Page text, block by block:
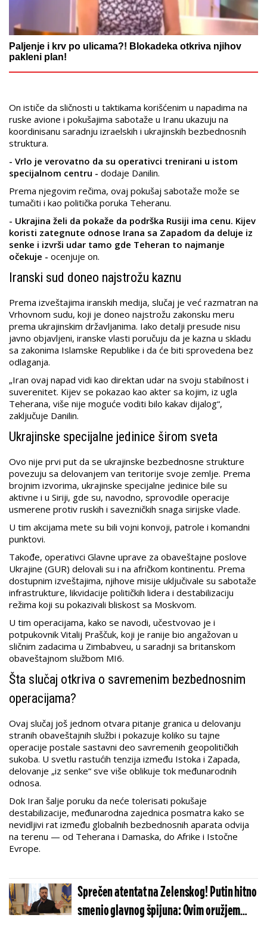
Paljenje i krv po ulicama?! Blokadeka otkriva njihov
pakleni plan!
On ističe da sličnosti u taktikama korišćenim u napadima na
ruske avione i pokušajima sabotaže u Iranu ukazuju na
koordinisanu saradnju izraelskih i ukrajinskih bezbednosnih
struktura.
- Vrlo je verovatno da su operativci trenirani u istom
specijalnom centru - dodaje Danilin.
Prema njegovim rečima, ovaj pokušaj sabotaže može se
tumačiti i kao politička poruka Teheranu.
- Ukrajina želi da pokaže da podrška Rusiji ima cenu. Kijev
koristi zategnute odnose Irana sa Zapadom da deluje iz
senke i izvrši udar tamo gde Teheran to najmanje
očekuje - ocenjuje on.
Iranski sud doneo najstrožu kaznu
Prema izveštajima iranskih medija, slučaj je već razmatran na
Vrhovnom sudu, koji je doneo najstrožu zakonsku meru
prema ukrajinskim državljanima. Iako detalji presude nisu
javno objavljeni, iranske vlasti poručuju da je kazna u skladu
sa zakonima Islamske Republike i da će biti sprovedena bez
odlaganja.
„Iran ovaj napad vidi kao direktan udar na svoju stabilnost i
suverenitet. Kijev se pokazao kao akter sa kojim, iz ugla
Teherana, više nije moguće voditi bilo kakav dijalog“,
zaključuje Danilin.
Ukrajinske specijalne jedinice širom sveta
Ovo nije prvi put da se ukrajinske bezbednosne strukture
povezuju sa delovanjem van teritorije svoje zemlje. Prema
brojnim izvorima, ukrajinske specijalne jedinice bile su
aktivne i u Siriji, gde su, navodno, sprovodile operacije
usmerene protiv ruskih i savezničkih snaga sirijske vlade.
U tim akcijama mete su bili vojni konvoji, patrole i komandni
punktovi.
Takođe, operativci Glavne uprave za obaveštajne poslove
Ukrajine (GUR) delovali su i na afričkom kontinentu. Prema
dostupnim izveštajima, njihove misije uključivale su sabotaže
infrastrukture, likvidacije političkih lidera i destabilizaciju
režima koji su pokazivali bliskost sa Moskvom.
U tim operacijama, kako se navodi, učestvovao je i
potpukovnik Vitalij Praščuk, koji je ranije bio angažovan u
sličnim zadacima u Zimbabveu, u saradnji sa britanskom
obaveštajnom službom MI6.
Šta slučaj otkriva o savremenim bezbednosnim
operacijama?
Ovaj slučaj još jednom otvara pitanje granica u delovanju
stranih obaveštajnih službi i pokazuje koliko su tajne
operacije postale sastavni deo savremenih geopolitičkih
sukoba. U svetlu rastućih tenzija između Istoka i Zapada,
delovanje „iz senke“ sve više oblikuje tok međunarodnih
odnosa.
Dok Iran šalje poruku da neće tolerisati pokušaje
destabilizacije, međunarodna zajednica posmatra kako se
nevidljivi rat između globalnih bezbednosnih aparata odvija
na terenu — od Teherana i Damaska, do Afrike i Istočne
Evrope.
Sprečen atentat na Zelenskog! Putin hitno
smenio glavnog špijuna: Ovim oružjem